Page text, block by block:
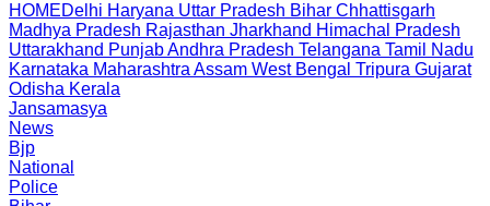
HOMEDelhi Haryana Uttar Pradesh Bihar Chhattisgarh
Madhya Pradesh Rajasthan Jharkhand Himachal Pradesh
Uttarakhand PunjabAndhra Pradesh Telangana Tamil Nadu
Karnataka Maharashtra Assam West Bengal Tripura Gujarat
Odisha Kerala
Jansamasya
News
Bjp
National
Police